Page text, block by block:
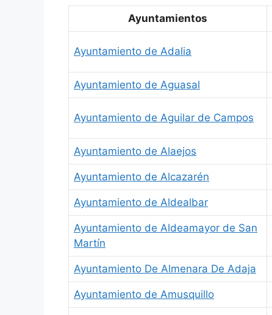
Ayuntamientos
Ayuntamiento de Adalia
Ayuntamiento de Aguasal
Ayuntamiento de Aguilar de Campos
Ayuntamiento de Alaejos
Ayuntamiento de Alcazarén
Ayuntamiento de Aldealbar
Ayuntamiento de Aldeamayor de San
Martín
Ayuntamiento De Almenara De Adaja
Ayuntamiento de Amusquillo